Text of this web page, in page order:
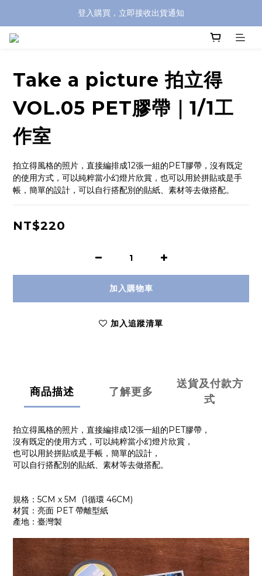
全館滿兩千免運！
登入購買，立即接收出貨通知
Take a picture 拍立得
VOL.05 PET膠帶｜1/1工
作室
拍立得風格的照片，直接編排成12張一組的PET膠帶，沒有既定
的使用方式，可以純粹當小幻燈片欣賞，也可以用於拼貼或是手
帳，簡單的設計，可以自行搭配別的貼紙、素材等去做搭配。
NT$220
加入購物車
加入追蹤清單
商品描述 了解更多
送貨及付款方
式
拍立得風格的照片，直接編排成12張一組的PET膠帶，
沒有既定的使用方式，可以純粹當小幻燈片欣賞，
也可以用於拼貼或是手帳，簡單的設計，
可以自行搭配別的貼紙、素材等去做搭配。
規格： 5CM x 5M (1循環 46CM)
材質：亮面 PET帶離型紙
產地：臺灣製